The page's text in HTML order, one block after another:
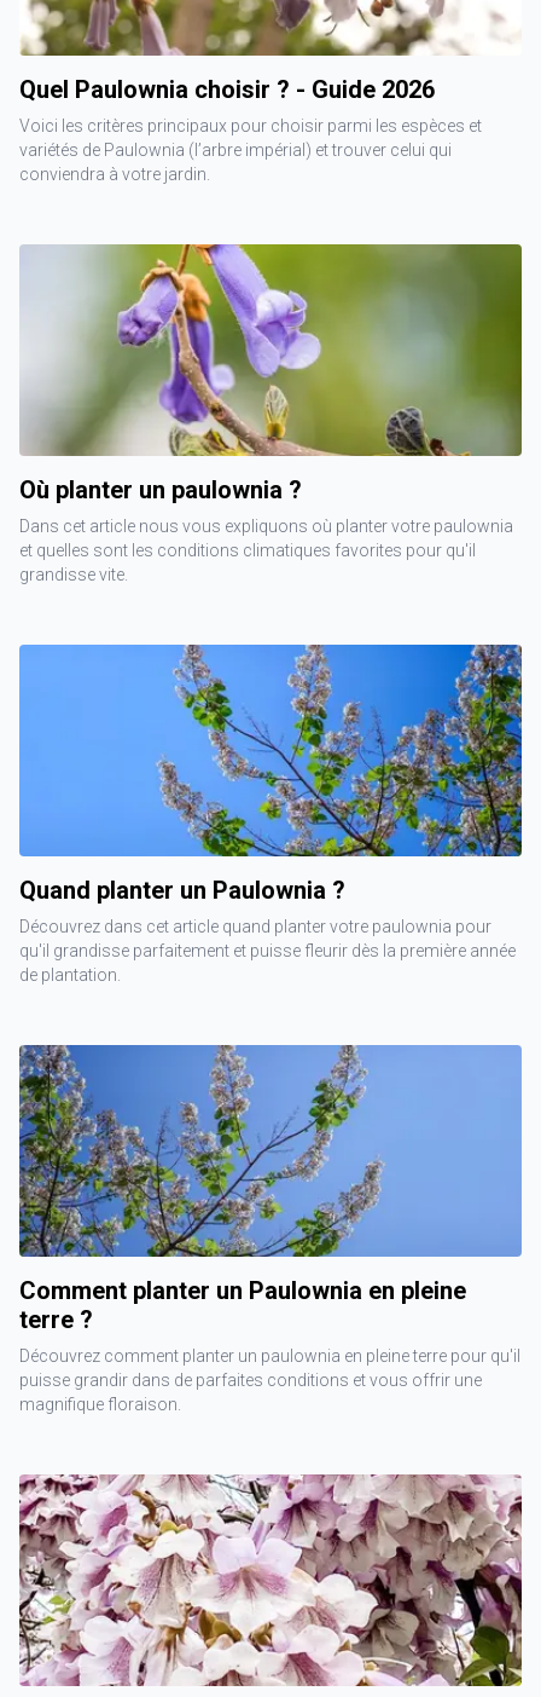
Quel Paulownia choisir ? - Guide 2026
Voici les critères principaux pour choisir parmi les espèces et
variétés de Paulownia (l’arbre impérial) et trouver celui qui
conviendra à votre jardin.
Où planter un paulownia ?
Dans cet article nous vous expliquons où planter votre paulownia
et quelles sont les conditions climatiques favorites pour qu'il
grandisse vite.
Quand planter un Paulownia ?
Découvrez dans cet article quand planter votre paulownia pour
qu'il grandisse parfaitement et puisse fleurir dès la première année
de plantation.
Comment planter un Paulownia en pleine
terre ?
Découvrez comment planter un paulownia en pleine terre pour qu'il
puisse grandir dans de parfaites conditions et vous offrir une
magnifique floraison.